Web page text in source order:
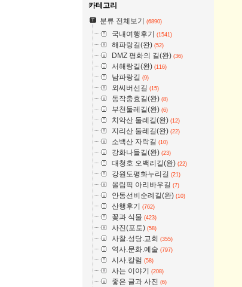
카테고리
분류 전체보기 (6890)
국내여행후기 (1541)
해파랑길(완) (52)
DMZ 평화의 길(완) (36)
서해랑길(완) (116)
남파랑길 (9)
외씨버선길 (15)
동작충효길(완) (8)
부천둘레길(완) (6)
치악산 둘레길(완) (12)
지리산 둘레길(완) (22)
소백산 자락길 (10)
강화나들길(완) (23)
대청호 오백리길(완) (22)
강원도평화누리길 (21)
올림픽 아리바우길 (7)
안동선비순례길(완) (10)
산행후기 (762)
꽃과 식물 (423)
사진(포토) (58)
사찰.성당.교회 (355)
역사.문화.예술 (797)
시사.칼럼 (58)
사는 이야기 (208)
좋은 글과 사진 (6)